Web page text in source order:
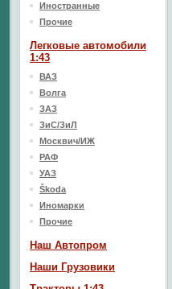
Иностранные
Прочие
Легковые автомобили
1:43
ВАЗ
Волга
ЗАЗ
ЗиС/ЗиЛ
Москвич/ИЖ
РАФ
УАЗ
Škoda
Иномарки
Прочие
Наш Aвтопром
Наши Грузовики